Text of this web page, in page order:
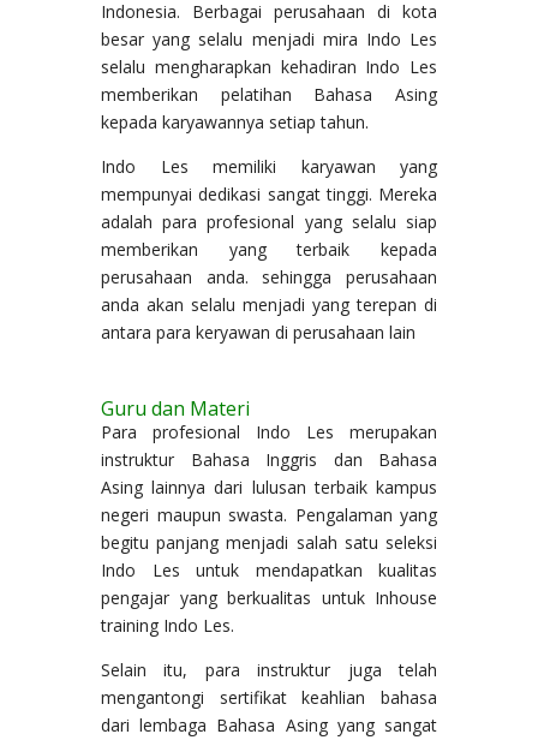
Indonesia. Berbagai perusahaan di kota
besar yang selalu menjadi mira Indo Les
selalu mengharapkan kehadiran Indo Les
memberikan pelatihan Bahasa Asing
kepada karyawannya setiap tahun.
Indo Les memiliki karyawan yang
mempunyai dedikasi sangat tinggi. Mereka
adalah para profesional yang selalu siap
memberikan yang terbaik kepada
perusahaan anda. sehingga perusahaan
anda akan selalu menjadi yang terepan di
antara para keryawan di perusahaan lain
Guru dan Materi
Para profesional Indo Les merupakan
instruktur Bahasa Inggris dan Bahasa
Asing lainnya dari lulusan terbaik kampus
negeri maupun swasta. Pengalaman yang
begitu panjang menjadi salah satu seleksi
Indo Les untuk mendapatkan kualitas
pengajar yang berkualitas untuk Inhouse
training Indo Les.
Selain itu, para instruktur juga telah
mengantongi sertifikat keahlian bahasa
dari lembaga Bahasa Asing yang sangat